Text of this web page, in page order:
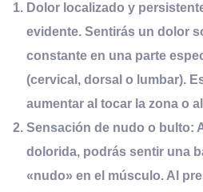
Dolor localizado y p
evidente. Sentirás un dolor
constante en una parte
(cervical, dorsal o lumbar).
aumentar al tocar la zona o
Sensación de nudo o bulto:
dolorida, podrás sentir una
«nudo» en el músculo. Al